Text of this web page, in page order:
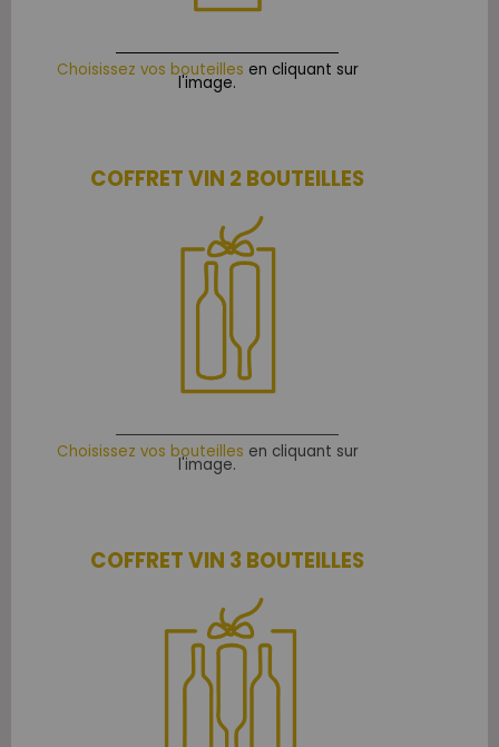
Choisissez vos bouteilles en cliquant sur
l'image.
COFFRET VIN 2 BOUTEILLES
Choisissez vos bouteilles en cliquant sur
l'image.
COFFRET VIN 3 BOUTEILLES